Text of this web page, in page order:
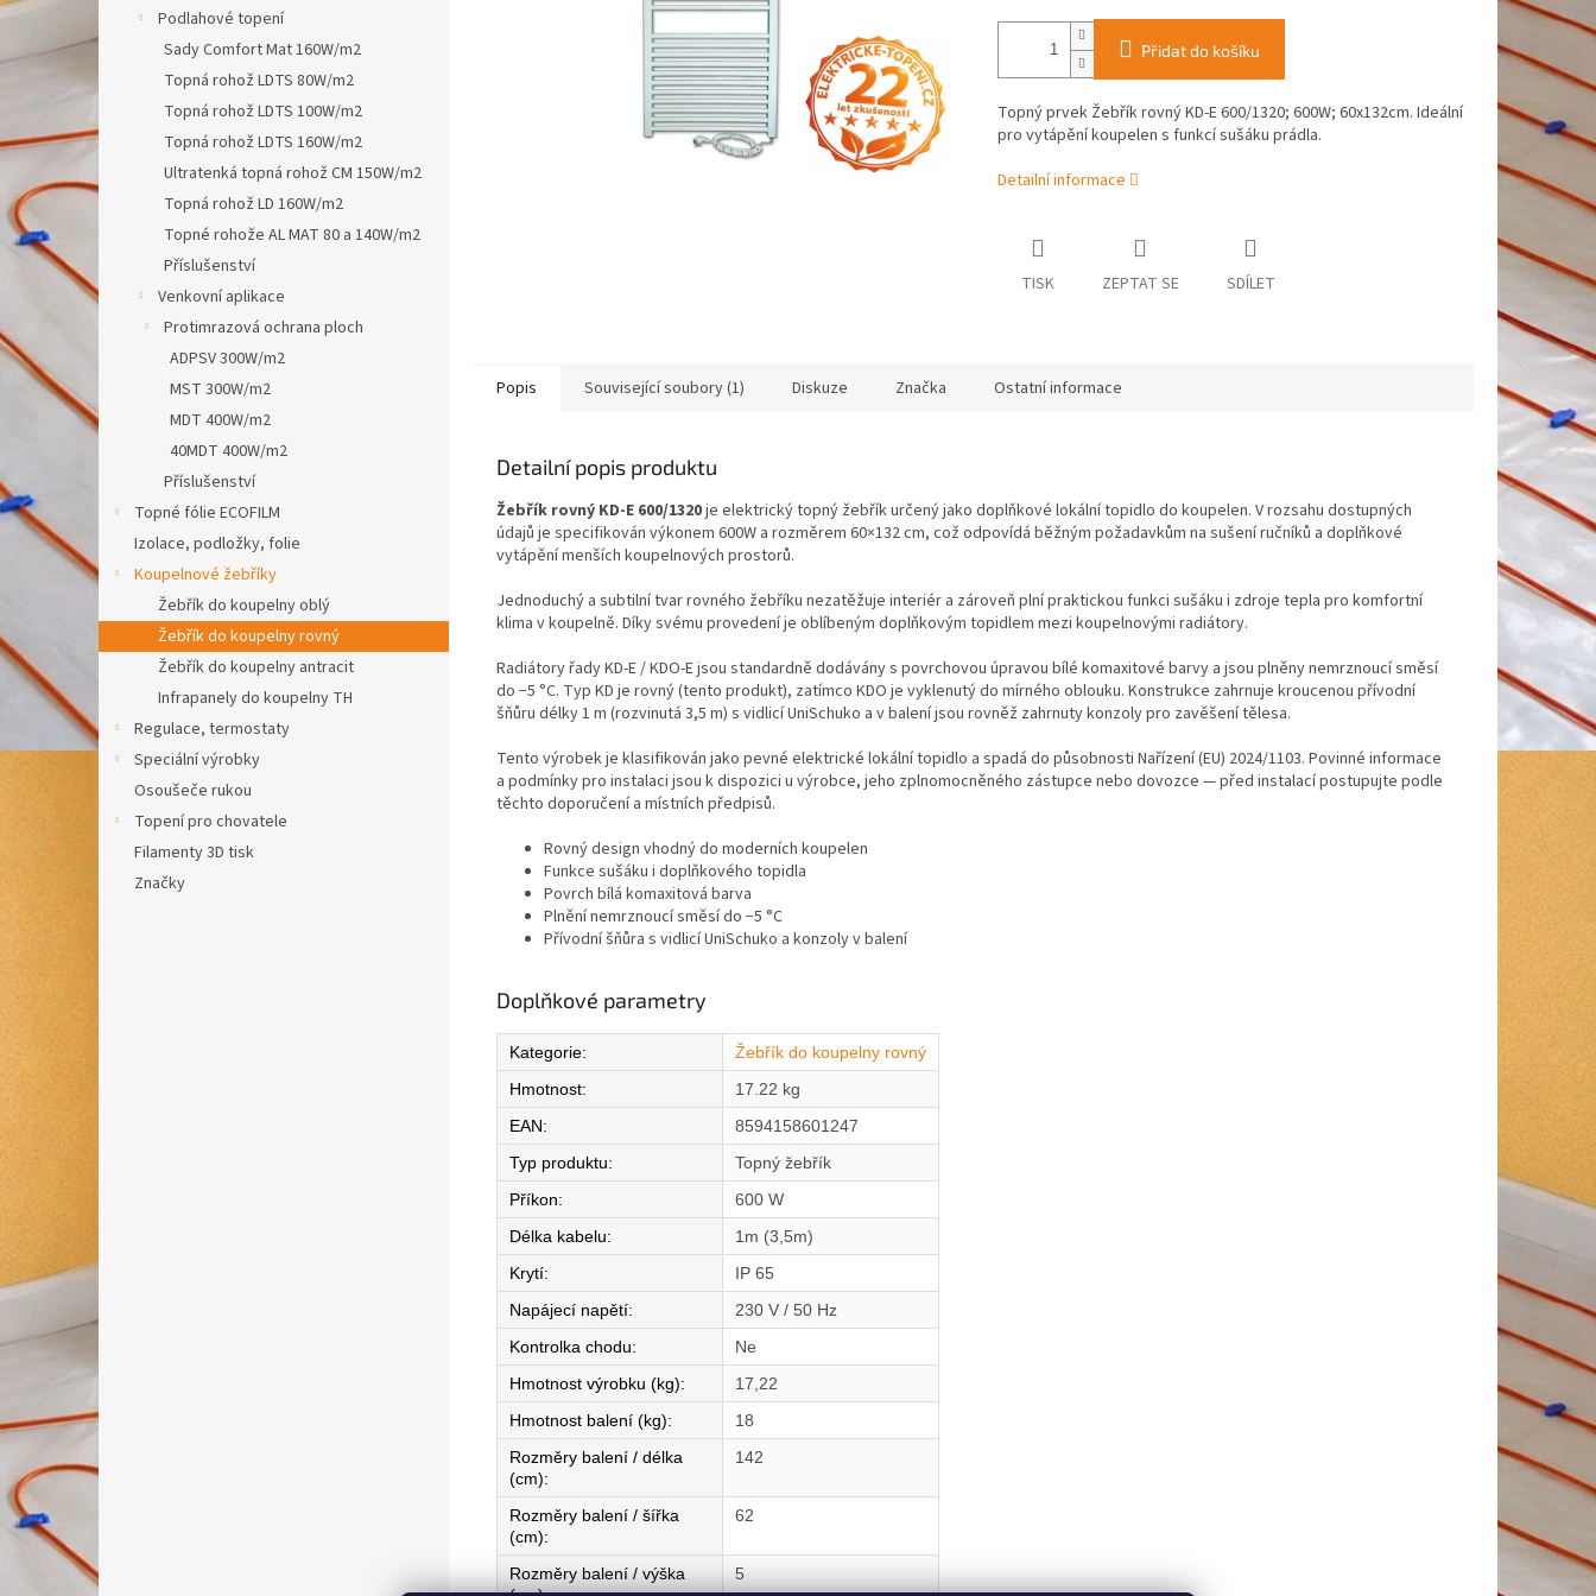
e
Podlahové topení
Sady Comfort Mat 160W/m2
Topná rohož LDTS 80W/m2
Topná rohož LDTS 100W/m2
Topná rohož LDTS 160W/m2
Ultratenká topná rohož CM 150W/m2
Topná rohož LD 160W/m2
Topné rohože AL MAT 80 a 140W/m2
Příslušenství
Venkovní aplikace
Protimrazová ochrana ploch
ADPSV 300W/m2
MST 300W/m2
MDT 400W/m2
40MDT 400W/m2
Příslušenství
Topné fólie ECOFILM
Izolace, podložky, folie
Koupelnové žebříky
Žebřík do koupelny oblý
Žebřík do koupelny rovný
Žebřík do koupelny antracit
Infrapanely do koupelny TH
Regulace, termostaty
Speciální výrobky
Osoušeče rukou
Topení pro chovatele
Filamenty 3D tisk
Značky
Přidat do košíku
Topný prvek Žebřík rovný KD-E 600/1320; 600W; 60x132cm. Ideální
pro vytápění koupelen s funkcí sušáku prádla.
Detailní informace
TISK ZEPTAT SE SDÍLET
Popis Související soubory (1) Diskuze Značka Ostatní informace
Detailní popis produktu
Žebřík rovný KD-E 600/1320je elektrický topný žebřík určený jako doplňkové lokální topidlo do koupelen. V rozsahu dostupných
údajů je specifikován výkonem 600W a rozměrem 60×132 cm, což odpovídá běžným požadavkům na sušení ručníků a doplňkové
vytápění menších koupelnových prostorů.
Jednoduchý a subtilní tvar rovného žebříku nezatěžuje interiér a zároveň plní praktickou funkci sušáku i zdroje tepla pro komfortní
klima v koupelně. Díky svému provedení je oblíbeným doplňkovým topidlem mezi koupelnovými radiátory.
Radiátory řady KD-E / KDO-E jsou standardně dodávány s povrchovou úpravou bílé komaxitové barvy a jsou plněny nemrznoucí směsí
do −5 °C. Typ KD je rovný (tento produkt), zatímco KDO je vyklenutý do mírného oblouku. Konstrukce zahrnuje kroucenou přívodní
šňůru délky 1 m (rozvinutá 3,5 m) s vidlicí UniSchuko a v balení jsou rovněž zahrnuty konzoly pro zavěšení tělesa.
Tento výrobek je klasifikován jako pevné elektrické lokální topidlo a spadá do působnosti Nařízení (EU) 2024/1103. Povinné informace
a podmínky pro instalaci jsou k dispozici u výrobce, jeho zplnomocněného zástupce nebo dovozce — před instalací postupujte podle
těchto doporučení a místních předpisů.
Rovný design vhodný do moderních koupelen
Funkce sušáku i doplňkového topidla
Povrch bílá komaxitová barva
Plnění nemrznoucí směsí do −5 °C
Přívodní šňůra s vidlicí UniSchuko a konzoly v balení
Doplňkové parametry
Kategorie:
Žebřík do koupelny rovný
Hmotnost:
17.22 kg
EAN:
8594158601247
Typ produktu:
Topný žebřík
Příkon:
600 W
Délka kabelu:
1m (3,5m)
Krytí:
IP 65
Napájecí napětí:
230 V / 50 Hz
Kontrolka chodu:
Ne
Hmotnost výrobku (kg):
17,22
Hmotnost balení (kg):
18
Rozměry balení / délka
(cm):
142
Rozměry balení / šířka
(cm):
62
Rozměry balení / výška
5